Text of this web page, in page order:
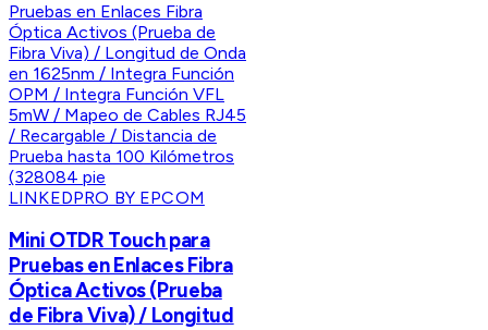
LINKEDPRO BY EPCOM
Mini OTDR Touch para
Pruebas en Enlaces Fibra
Óptica Activos (Prueba
de Fibra Viva) / Longitud